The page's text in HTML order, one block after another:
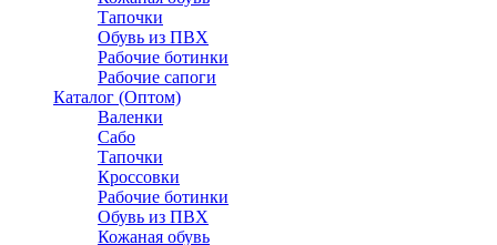
Тапочки
Обувь из ПВХ
Рабочие ботинки
Рабочие сапоги
Каталог (Оптом)
Валенки
Сабо
Тапочки
Кроссовки
Рабочие ботинки
Обувь из ПВХ
Кожаная обувь